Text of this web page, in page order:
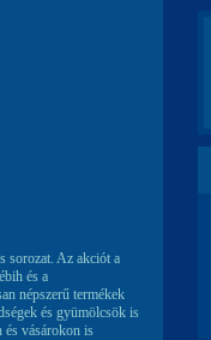
sorozat. Az akciót a
és a
népszerű termékek
és gyümölcsök is
és vásárokon is